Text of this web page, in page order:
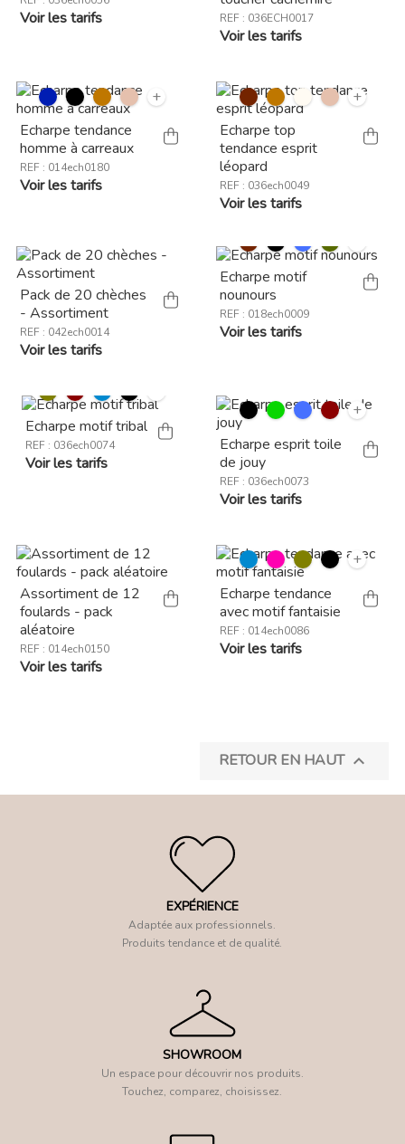
Voir les tarifs REF : 036ECH0017
Voir les tarifs
+
Echarpe tendance
homme à carreaux
REF : 014ech0180
Voir les tarifs
+
Echarpe top
tendance esprit
léopard
REF : 036ech0049
Voir les tarifs
Pack de 20 chèches
- Assortiment
REF : 042ech0014
Voir les tarifs
Echarpe motif
nounours
REF : 018ech0009
Voir les tarifs
Echarpe motif tribal
REF : 036ech0074
Voir les tarifs
+
Echarpe esprit toile
de jouy
REF : 036ech0073
Voir les tarifs
Assortiment de 12
foulards - pack
aléatoire
REF : 014ech0150
Voir les tarifs
+
Echarpe tendance
avec motif fantaisie
REF : 014ech0086
Voir les tarifs
RETOUR EN HAUT 
EXPÉRIENCE
Adaptée aux professionnels.
Produits tendance et de qualité.
SHOWROOM
Un espace pour découvrir nos produits.
Touchez, comparez, choisissez.